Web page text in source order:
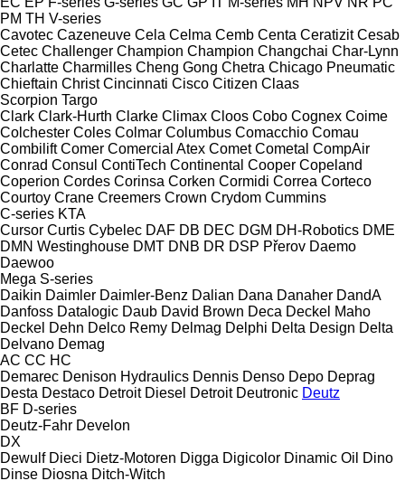
PM TH V-series
Cavotec Cazeneuve Cela Celma Cemb Centa Ceratizit Cesab
Cetec Challenger Champion Champion Changchai Char-Lynn
Charlatte Charmilles Cheng Gong Chetra Chicago Pneumatic
Chieftain Christ Cincinnati Cisco Citizen Claas
Scorpion Targo
Clark Clark-Hurth Clarke Climax Cloos Cobo Cognex Coime
Colchester Coles Colmar Columbus Comacchio Comau
Combilift Comer Comercial Atex Comet Cometal CompAir
Conrad Consul ContiTech Continental Cooper Copeland
Coperion Cordes Corinsa Corken Cormidi Correa Corteco
Courtoy Crane Creemers Crown Crydom Cummins
C-series KTA
Cursor Curtis Cybelec DAF DB DEC DGM DH-Robotics DME
DMN Westinghouse DMT DNB DR DSP Přerov Daemo
Daewoo
Mega S-series
Daikin Daimler Daimler-Benz Dalian Dana Danaher DandA
Danfoss Datalogic Daub David Brown Deca Deckel Maho
Deckel Dehn Delco Remy Delmag Delphi Delta Design Delta
Delvano Demag
AC CC HC
Demarec Denison Hydraulics Dennis Denso Depo Deprag
Desta Destaco Detroit Diesel Detroit Deutronic Deutz
BF D-series
Deutz-Fahr Develon
DX
Dewulf Dieci Dietz-Motoren Digga Digicolor Dinamic Oil
Dino
Dinse Diosna Ditch-Witch